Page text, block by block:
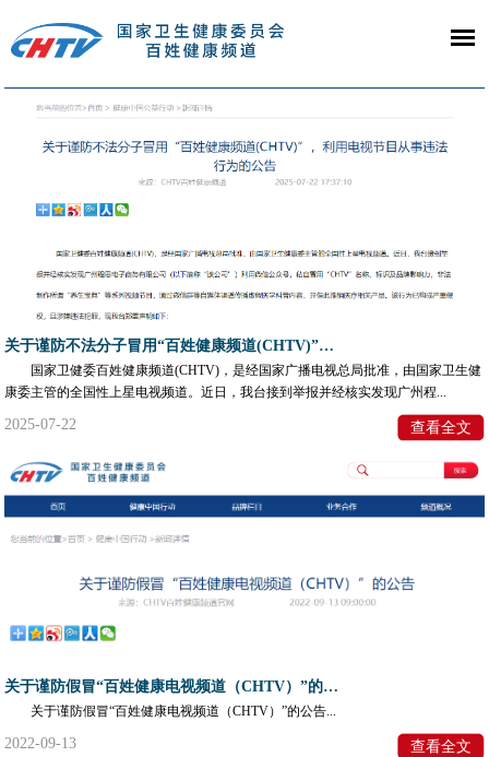
关于谨防不法分子冒用“百姓健康频道(CHTV)”，利用电视节目从事违法行为的公告
国家卫健委百姓健康频道(CHTV)，是经国家广播电视总局批准，由国家卫生健
康委主管的全国性上星电视频道。近日，我台接到举报并经核实发现广州程...
2025-07-22 查看全文
关于谨防假冒“百姓健康电视频道（CHTV）”的公告
关于谨防假冒“百姓健康电视频道（CHTV）”的公告...
2022-09-13 查看全文